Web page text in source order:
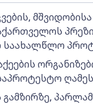
საახალწლო